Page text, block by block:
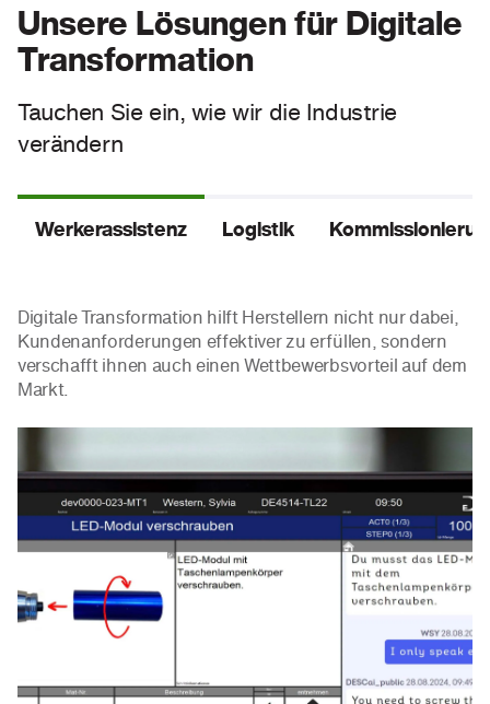
Unsere Lösungen für Digitale
Transformation
Tauchen Sie ein, wie wir die Industrie
verändern
Werkerassistenz Logistik
Digitale Transformation hilft Herstellern nicht nur dabei,
Kundenanforderungen effektiver zu erfüllen, sondern
verschafft ihnen auch einen Wettbewerbsvorteil auf dem
Markt.